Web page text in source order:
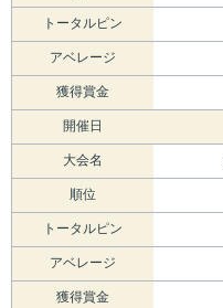
トータルピン
アベレージ
獲得賞金
開催日
大会名
順位
トータルピン
アベレージ
獲得賞金